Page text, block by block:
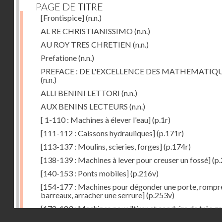
PAGE DE TITRE
[Frontispice](n.n.)
AL RE CHRISTIANISSIMO (n.n.)
AU ROY TRES CHRETIEN (n.n.)
Prefatione(n.n.)
PREFACE : DE L'EXCELLENCE DES
(n.n.)
ALLI BENINI LETTORI (n.n.)
AUX BENINS LECTEURS (n.n.)
[ 1-110 : Machines à élever l'eau](p.1r)
[111-112 : Caissons hydrauliques](p.171r)
[113-137 : Moulins, scieries, forges](p.174r)
[138-139 : Machines à lever pour creuser un fossé]
[140-153 : Ponts mobiles](p.216v)
[154-177 : Machines pour dégonder une porte,
barreaux, arracher une serrure](p.253v)
[178-183 : Machines pour "tirer et conduire de très